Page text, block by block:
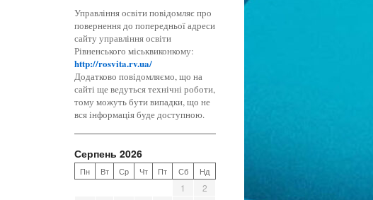
Управління освіти повідомляє про
повернення до попередньої адреси
сайту управління освіти
Рівненського міськвиконкому:
http://rosvita.rv.ua/
Додатково повідомляємо, що на
сайті ще ведуться технічні роботи,
тому можуть бути випадки, що не
вся інформація буде доступною.
Серпень 2026
Пн Вт Ср Чт Пт Сб Нд
1
2